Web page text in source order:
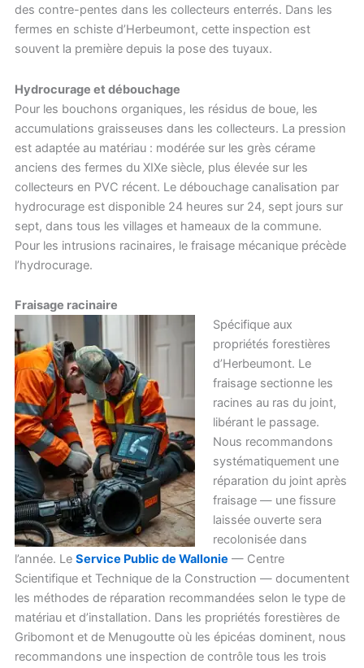
des contre-pentes dans les collecteurs enterrés. Dans les
fermes en schiste d’Herbeumont, cette inspection est
souvent la première depuis la pose des tuyaux.
Hydrocurage et débouchage
Pour les bouchons organiques, les résidus de boue, les
accumulations graisseuses dans les collecteurs. La pression
est adaptée au matériau : modérée sur les grès cérame
anciens des fermes du XIXe siècle, plus élevée sur les
collecteurs en PVC récent. Le débouchage canalisation par
hydrocurage est disponible 24 heures sur 24, sept jours sur
sept, dans tous les villages et hameaux de la commune.
Pour les intrusions racinaires, le fraisage mécanique précède
l’hydrocurage.
Fraisage racinaire
Spécifique aux
propriétés forestières
d’Herbeumont. Le
fraisage sectionne les
racines au ras du joint,
libérant le passage.
Nous recommandons
systématiquement une
réparation du joint après
fraisage — une fissure
laissée ouverte sera
recolonisée dans
l’année. Le Service Public de Wallonie — Centre
Scientifique et Technique de la Construction — documentent
les méthodes de réparation recommandées selon le type de
matériau et d’installation. Dans les propriétés forestières de
Gribomont et de Menugoutte où les épicéas dominent, nous
recommandons une inspection de contrôle tous les trois